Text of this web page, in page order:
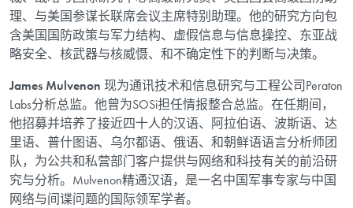
理、与美国参谋长联席会议主席特别助理。他的研究方向包
含美国国防政策与军力结构、虚假信息与信息操控、东亚战
略安全、核武器与核威慑、和不确定性下的判断与决策。
James Mulvenon 现为通讯技术和信息研究与工程公司Peraton
Labs分析总监。他曾为SOSi担任情报整合总监。在任期间，
他招募并培养了接近四十人的汉语、阿拉伯语、波斯语、达
里语、普什图语、乌尔都语、俄语、和朝鲜语语言分析师团
队，为公共和私营部门客户提供与网络和科技有关的前沿研
究与分析。Mulvenon精通汉语，是一名中国军事专家与中国
网络与间谍问题的国际领军学者。